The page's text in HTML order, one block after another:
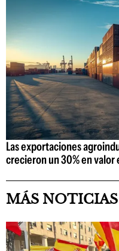
Las exportaciones
crecieron un 30% en
MÁS